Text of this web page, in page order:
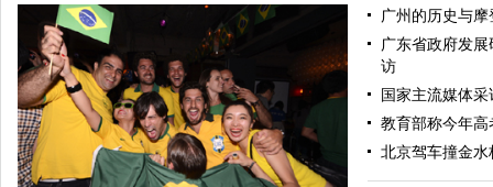
广州的历史与
广东省政府发
访
国家主流媒体
教育部称今年
北京驾车撞金